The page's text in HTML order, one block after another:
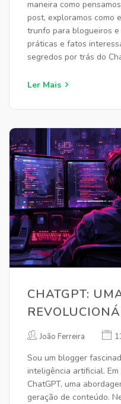
maneira como
post, exploramos como
trunfo para blogueiros e
práticas e fatos
segredos por trás do
história pessoal sobre a
Ler Mais
CHATGPT:
GERAÇÃO DE
João Ferreira
Sou um blogger
inteligência artificial.
ChatGPT, uma
geração de conteúdo.